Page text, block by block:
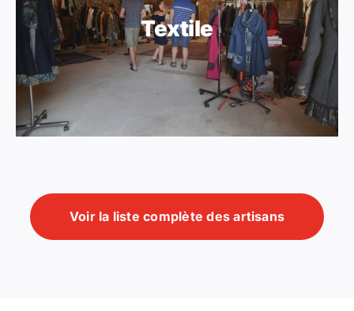
Textile
Voir la liste complète des artisans